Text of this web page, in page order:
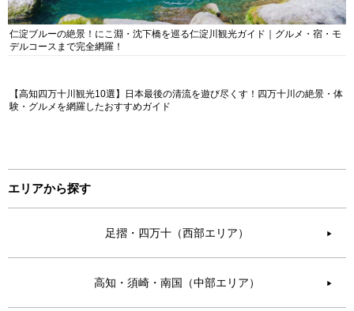
仁淀ブルーの絶景！にこ淵・沈下橋を巡る仁淀川観光ガイド｜グルメ・宿・モ
デルコースまで完全網羅！
【高知四万十川観光10選】日本最後の清流を遊び尽くす！四万十川の絶景・体
験・グルメを網羅したおすすめガイド
エリアから探す
足摺・四万十（西部エリア） ▶︎
高知・須崎・南国（中部エリア） ▶︎